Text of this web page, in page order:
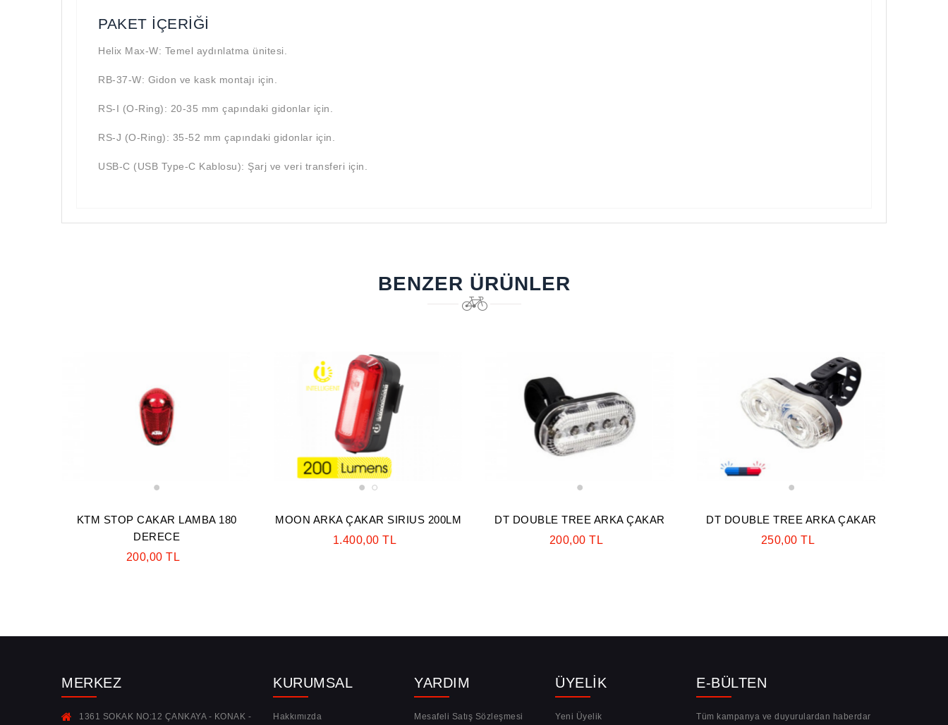
PAKET İÇERIĞI
Helix Max-W: Temel aydınlatma ünitesi.
RB-37-W: Gidon ve kask montajı için.
RS-I (O-Ring): 20-35 mm çapındaki gidonlar için.
RS-J (O-Ring): 35-52 mm çapındaki gidonlar için.
USB-C (USB Type-C Kablosu): Şarj ve veri transferi için.
BENZER ÜRÜNLER
KTM STOP CAKAR LAMBA 180
DERECE
200,00 TL
MOON ARKA ÇAKAR SIRIUS 200LM
1.400,00 TL
DT DOUBLE TREE ARKA ÇAKAR
200,00 TL
DT DOUBLE TREE ARKA ÇAKAR
250,00 TL
MERKEZ
1361 SOKAK NO:12 ÇANKAYA - KONAK -
KURUMSAL
Hakkımızda
YARDIM
Mesafeli Satış Sözleşmesi
ÜYELIK
Yeni Üyelik
E-BÜLTEN
Tüm kampanya ve duyurulardan haberdar